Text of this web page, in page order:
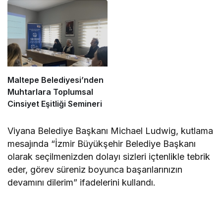
Maltepe Belediyesi’nden
Muhtarlara Toplumsal
Cinsiyet Eşitliği Semineri
Viyana Belediye Başkanı Michael Ludwig, kutlama
mesajında “İzmir Büyükşehir Belediye Başkanı
olarak seçilmenizden dolayı sizleri içtenlikle tebrik
eder, görev süreniz boyunca başarılarınızın
devamını dilerim” ifadelerini kullandı.